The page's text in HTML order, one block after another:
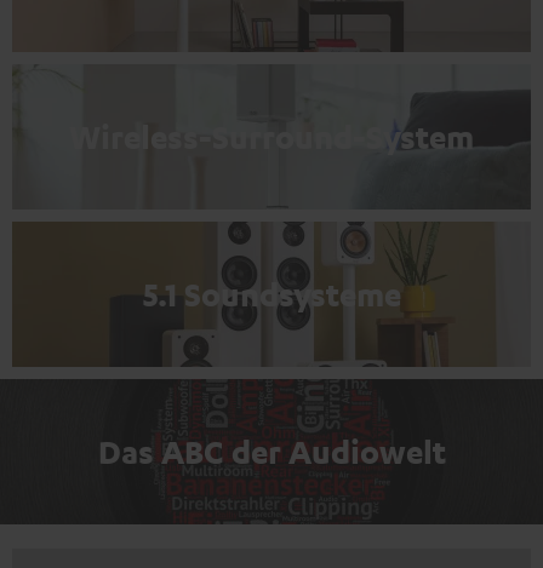
Wireless-Surround-System
5.1 Soundsysteme
Das ABC der Audiowelt